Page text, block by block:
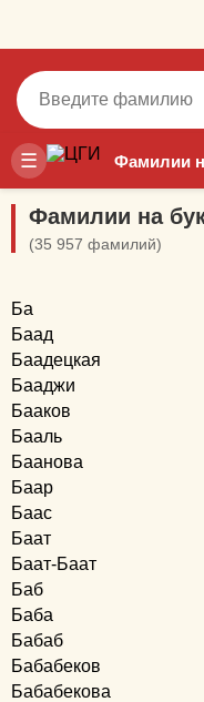
☰ Фамилии
Фамилии на
(35 957 фамилий)
Ба
Баад
Баадецкая
Бааджи
Бааков
Бааль
Баанова
Баар
Баас
Баат
Баат-Баат
Баб
Баба
Бабаб
Бабабеков
Бабабекова